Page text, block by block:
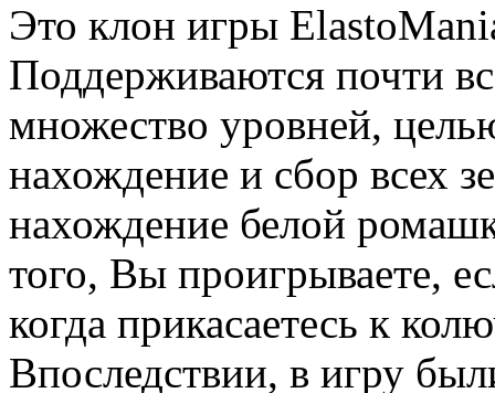
Это клон игры
Поддерживаются почти
множество уровней,
нахождение и сбор всех
нахождение белой
того, Вы проигрываете,
когда прикасаетесь к
Впоследствии, в игру